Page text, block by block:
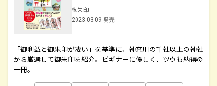
御朱印
2023.03.09 発売
「御利益と御朱印が凄い」を基準に、神奈川の千社以上の神社
から厳選して御朱印を紹介。ビギナーに優しく、ツウも納得の
一冊。